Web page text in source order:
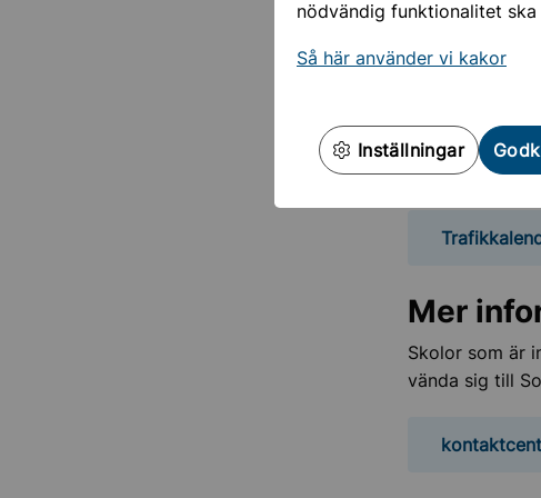
nödvändig funktionalitet
Så här använder vi kakor
Inställningar
läromedel om
Mer
Skolor som är
vända sig till